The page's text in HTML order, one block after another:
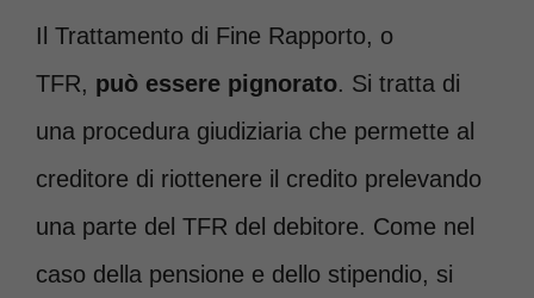
Il Trattamento di Fine Rapporto, o
TFR, può essere pignorato. Si tratta di
una procedura giudiziaria che permette al
creditore di riottenere il credito prelevando
una parte del TFR del debitore. Come nel
caso della pensione e dello stipendio, si